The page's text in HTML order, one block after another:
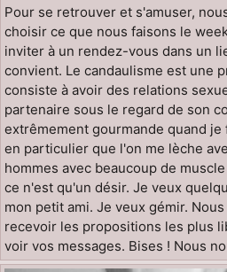
Pour se retrouver et s'amuser,
choisir ce que nous faisons le
inviter à un rendez-vous dans un
convient. Le candaulisme est une
consiste à avoir des relations
partenaire sous le regard de son
extrêmement gourmande quand
en particulier que l'on me lèche
hommes avec beaucoup de
ce n'est qu'un désir. Je veux
mon petit ami. Je veux gémir.
recevoir les propositions les plus
voir vos messages. Bises ! Nous